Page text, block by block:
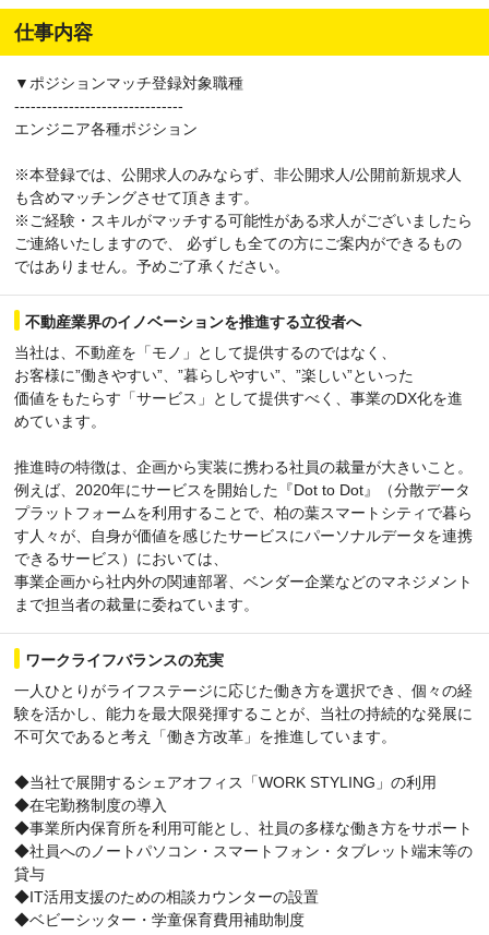
仕事内容
▼ポジションマッチ登録対象職種
-------------------------------
エンジニア各種ポジション
※本登録では、公開求人のみならず、非公開求人/公開前新規求人
も含めマッチングさせて頂きます。
※ご経験・スキルがマッチする可能性がある求人がございましたら
ご連絡いたしますので、 必ずしも全ての方にご案内ができるもの
ではありません。予めご了承ください。
不動産業界のイノベーションを推進する立役者へ
当社は、不動産を「モノ」として提供するのではなく、
お客様に”働きやすい”、”暮らしやすい”、”楽しい”といった
価値をもたらす「サービス」として提供すべく、事業のDX化を進
めています。
推進時の特徴は、企画から実装に携わる社員の裁量が大きいこと。
例えば、2020年にサービスを開始した『Dot to Dot』（分散データ
プラットフォームを利用することで、柏の葉スマートシティで暮ら
す人々が、自身が価値を感じたサービスにパーソナルデータを連携
できるサービス）においては、
事業企画から社内外の関連部署、ベンダー企業などのマネジメント
まで担当者の裁量に委ねています。
ワークライフバランスの充実
一人ひとりがライフステージに応じた働き方を選択でき、個々の経
験を活かし、能力を最大限発揮することが、当社の持続的な発展に
不可欠であると考え「働き方改革」を推進しています。
◆当社で展開するシェアオフィス「WORK STYLING」の利用
◆在宅勤務制度の導入
◆事業所内保育所を利用可能とし、社員の多様な働き方をサポート
◆社員へのノートパソコン・スマートフォン・タブレット端末等の
貸与
◆IT活用支援のための相談カウンターの設置
◆ベビーシッター・学童保育費用補助制度